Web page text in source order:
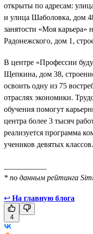
открыты по адресам:
и улица Шаболовка, дом
занятости «Моя карьера»
Радонежского, дом 1,
В центре «Профессии
Щепкина, дом 38,
освоить одну из 75
отраслях экономики.
обучения помогут
центра более 3 тысяч
реализуется программа
учеников девятых классов.
* по данным рейтинга
↩ На главную блога
4